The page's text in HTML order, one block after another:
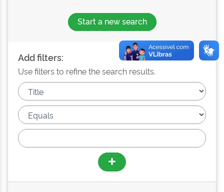
Start a new search
Add filters:
Use filters to refine the search results.